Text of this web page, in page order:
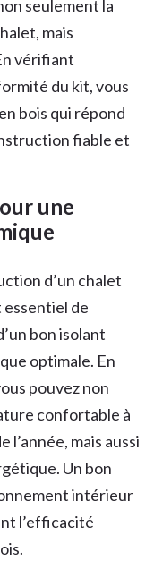
seulement la
mais
vérifiant
du kit, vous
bois qui répond
fiable et
une
d’un chalet
essentiel de
bon isolant
optimale. En
pouvez non
confortable à
mais aussi
Un bon
intérieur
l’efficacité